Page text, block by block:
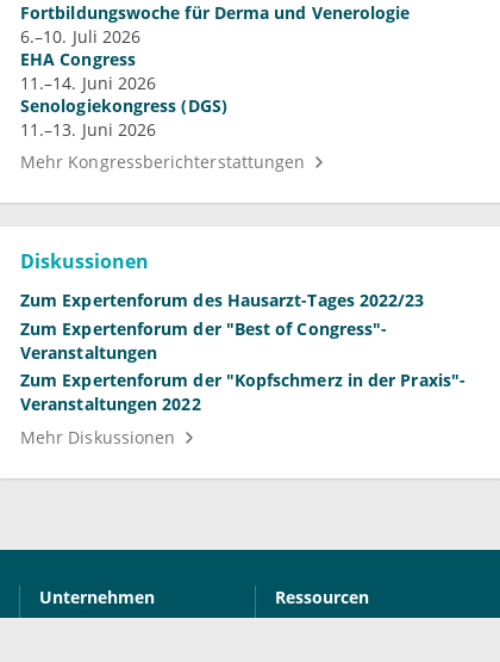
Fortbildungswoche für Derma und Venerologie
6.–10. Juli 2026
EHA Congress
11.–14. Juni 2026
Senologiekongress (DGS)
11.–13. Juni 2026
Mehr Kongressberichterstattungen
Diskussionen
Zum Expertenforum des Hausarzt-Tages 2022/23
Zum Expertenforum der "Best of Congress"-
Veranstaltungen
Zum Expertenforum der "Kopfschmerz in der Praxis"-
Veranstaltungen 2022
Mehr Diskussionen
Unternehmen
Das sind wir
Ressourcen
Ihre Fragen